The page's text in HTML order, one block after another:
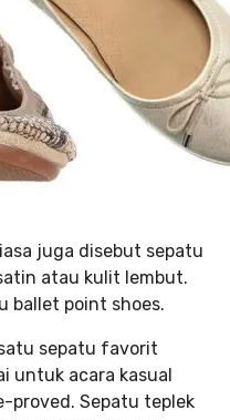
juga disebut sepatu
atau kulit lembut.
ballet point shoes.
sepatu favorit
untuk acara kasual
proved. Sepatu teplek